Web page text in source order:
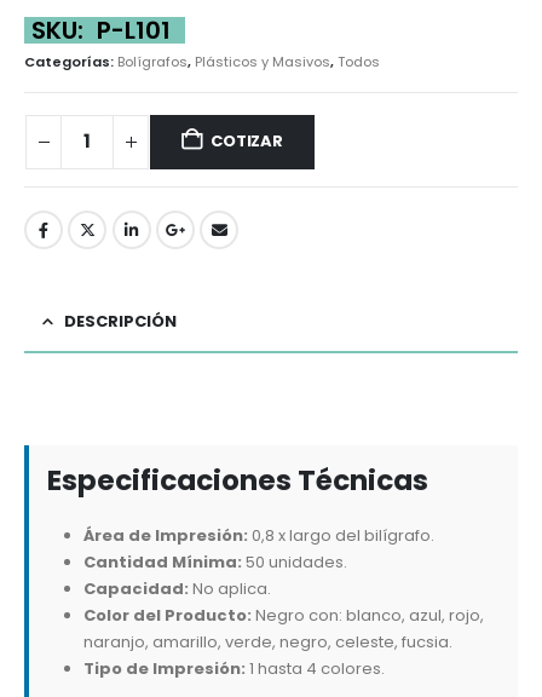
SKU: P-L101
Categorías: Bolígrafos, Plásticos y Masivos,Todos
COTIZAR
DESCRIPCIÓN
Especificaciones Técnicas
Área de Impresión: 0,8 x largo del bilígrafo.
Cantidad Mínima: 50 unidades.
Capacidad: No aplica.
Color del Producto: Negro con: blanco, azul, rojo,
naranjo, amarillo, verde, negro, celeste, fucsia.
Tipo de Impresión: 1 hasta 4 colores.